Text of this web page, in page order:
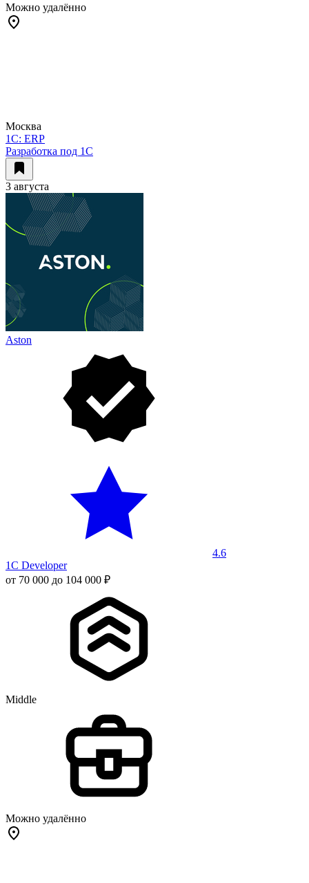
Можно удалённо
Москва
1C: ERP
Разработка под 1С
3 августа
Aston
4.6
1C Developer
от 70 000 до 104 000 ₽
Middle
Можно удалённо